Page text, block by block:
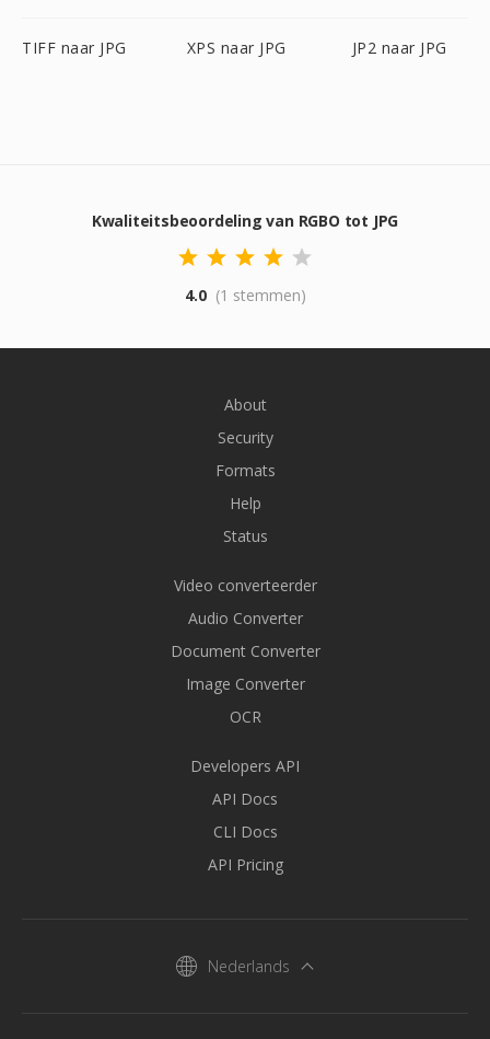
TIFF naar JPG XPS naar JPG JP2 naar JPG
Kwaliteitsbeoordeling van RGBO tot JPG
4.0 (1 stemmen)
About
Security
Formats
Help
Status
Video converteerder
Audio Converter
Document Converter
Image Converter
OCR
Developers API
API Docs
CLI Docs
API Pricing
Nederlands